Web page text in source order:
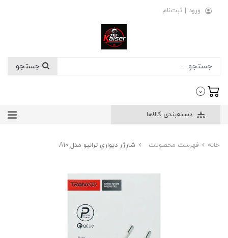
ورود | ثبت‌نام
0
دسته‌بندی کالاها
خانه فهرست محصولات شارژر دیواری ترانیو مدل A10